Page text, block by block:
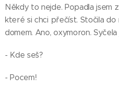
Někdy to nejde. Popadla jsem
které si chci přečíst. Stočila do
domem. Ano, oxymoron. Syčela
- Kde seš?
- Pocem!